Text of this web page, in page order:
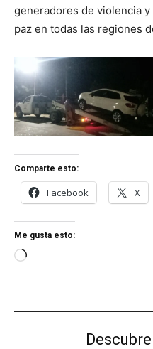
generadores de violencia
paz en todas las regiones
Comparte esto:
Facebook X
Me gusta esto:
C
g